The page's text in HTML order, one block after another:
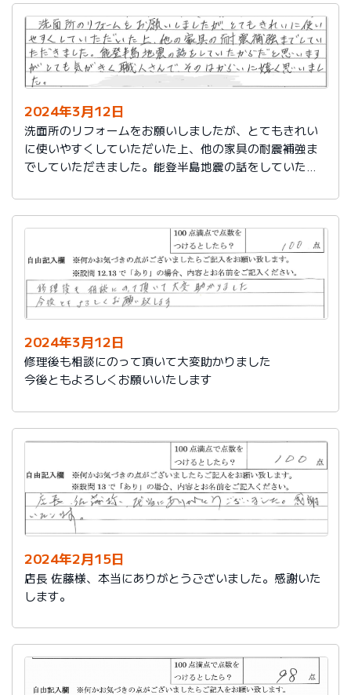
2024年3月12日
洗面所のリフォームをお願いしましたが、とてもきれい
に使いやすくしていただいた上、他の家具の耐震補強ま
でしていただきました。能登半島地震の話をしていたか
からいに嬉しく思いました。
2024年3月12日
修理後も相談にのって頂いて大変助かりました
今後ともよろしくお願いいたします
2024年2月15日
店長 佐藤様、本当にありがとうございました。感謝いた
します。